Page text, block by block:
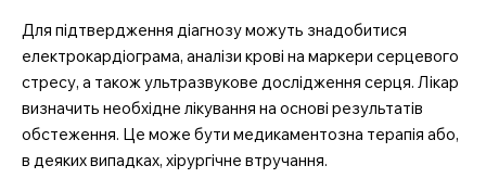
Для підтвердження діагнозу можуть знадобитися
електрокардіограма, аналізи крові на маркери серцевого
стресу, а також ультразвукове дослідження серця. Лікар
визначить необхідне лікування на основі результатів
обстеження. Це може бути медикаментозна терапія або,
в деяких випадках, хірургічне втручання.